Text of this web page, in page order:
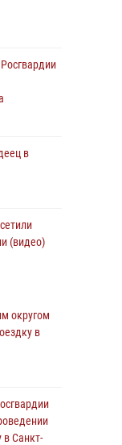
в
(видео)
майор
округом
в
в Санкт-